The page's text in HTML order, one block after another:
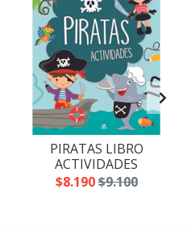
PIRATAS LIBRO
ACTIVIDADES
$8.190$9.100